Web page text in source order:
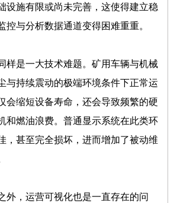
设施有限或尚未完善，这使得建立稳
控与分析数据通道变得困难重重。
样是一大技术难题。矿用车辆与机械
与持续震动的极端环境条件下正常运
会缩短设备寿命，还会导致频繁的硬
和燃油浪费。普通显示系统在此类环
，甚至完全损坏，进而增加了被动维
外，运营可视化也是一直存在的问